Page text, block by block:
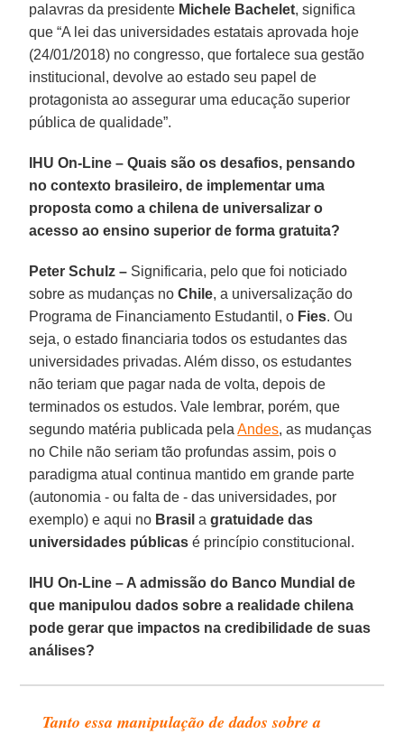
palavras da presidente Michele Bachelet, significa
que “A lei das universidades estatais aprovada hoje
(24/01/2018) no congresso, que fortalece sua gestão
institucional, devolve ao estado seu papel de
protagonista ao assegurar uma educação superior
pública de qualidade”.
IHU On-Line – Quais são os desafios, pensando
no contexto brasileiro, de implementar uma
proposta como a chilena de universalizar o
acesso ao ensino superior de forma gratuita?
Peter Schulz – Significaria, pelo que foi noticiado
sobre as mudanças noChile, a universalização do
Programa de Financiamento Estudantil, o Fies. Ou
seja, o estado financiaria todos os estudantes das
universidades privadas. Além disso, os estudantes
não teriam que pagar nada de volta, depois de
terminados os estudos. Vale lembrar, porém, que
segundo matéria publicada pelaAndes, as mudanças
no Chile não seriam tão profundas assim, pois o
paradigma atual continua mantido em grande parte
(autonomia - ou falta de - das universidades, por
exemplo) e aqui no Brasil agratuidade das
universidades públicas é princípio constitucional.
IHU On-Line – A admissão do Banco Mundial de
que manipulou dados sobre a realidade chilena
pode gerar que impactos na credibilidade de suas
análises?
Tanto essa manipulação de dados sobre a